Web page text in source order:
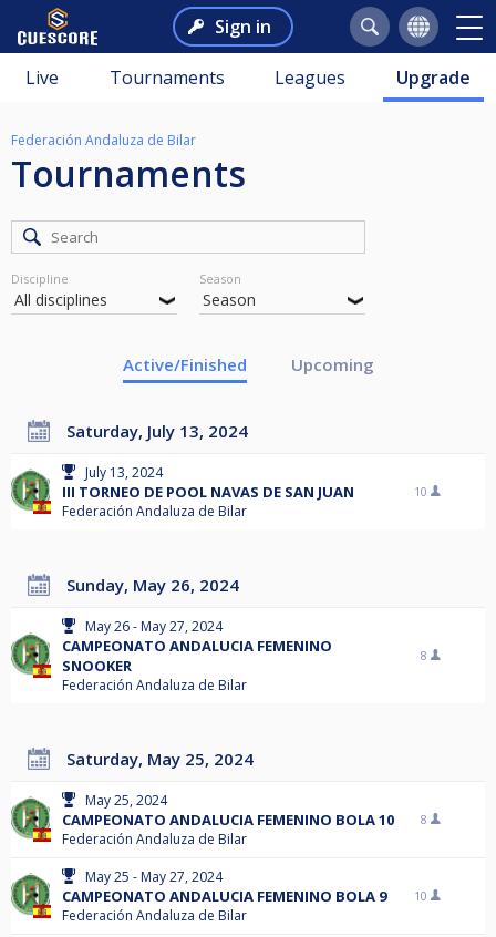
Sign in
Live Tournaments Leagues Upgrade
Federación Andaluza de Bilar
Tournaments
Discipline Season
Active/Finished Upcoming
Saturday, July 13, 2024
July 13, 2024
III TORNEO DE POOL NAVAS DE SAN JUAN
Federación Andaluza de Bilar
10
Sunday, May 26, 2024
May 26 - May 27, 2024
CAMPEONATO ANDALUCIA FEMENINO
SNOOKER
Federación Andaluza de Bilar
8
Saturday, May 25, 2024
May 25, 2024
CAMPEONATO ANDALUCIA FEMENINO BOLA 10
Federación Andaluza de Bilar
8
May 25 - May 27, 2024
CAMPEONATO ANDALUCIA FEMENINO BOLA 9
Federación Andaluza de Bilar
10